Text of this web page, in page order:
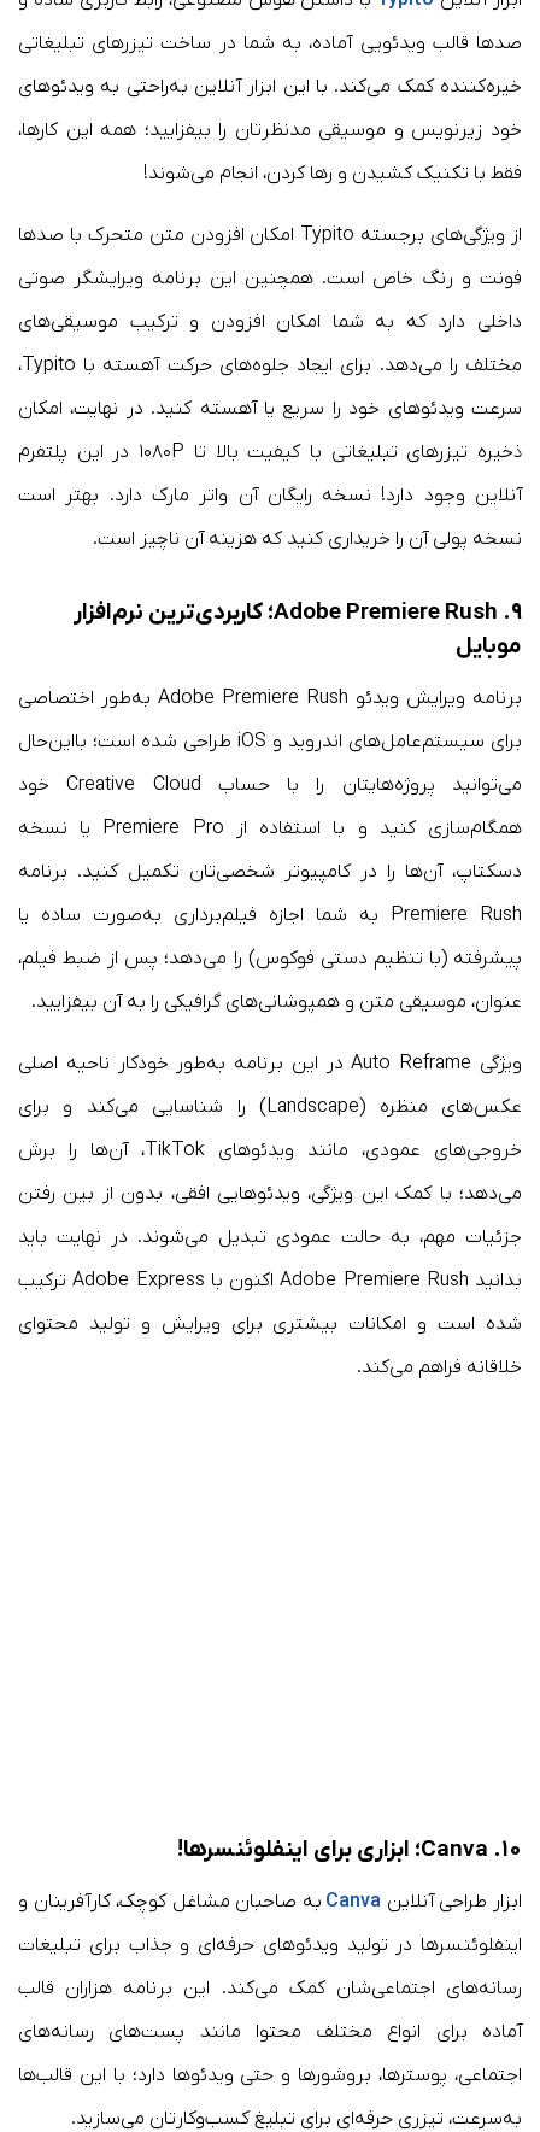
صدها قالب ویدئویی آماده، به شما در ساخت تیزرهای تبلیغاتی
خیره‌کننده کمک می‌کند. با این ابزار آنلاین به‌راحتی به ویدئوهای
خود زیرنویس و موسیقی مدنظرتان را بیفزایید؛ همه این کارها،
فقط با تکنیک کشیدن و رها کردن، انجام می‌شوند!
از ویژگی‌های برجسته Typito امکان افزودن متن متحرک با صدها
فونت و رنگ خاص است. همچنین این برنامه ویرایشگر صوتی
داخلی دارد که به شما امکان افزودن و ترکیب موسیقی‌های
مختلف را می‌دهد. برای ایجاد جلوه‌های حرکت آهسته با Typito،
سرعت ویدئوهای خود را سریع یا آهسته کنید. در نهایت، امکان
ذخیره تیزرهای تبلیغاتی با کیفیت بالا تا ۱۰۸۰P در این پلتفرم
آنلاین وجود دارد! نسخه رایگان آن واتر مارک دارد. بهتر است
نسخه پولی آن را خریداری کنید که هزینه آن ناچیز است.
۹. Adobe Premiere Rush؛ کاربردی‌ترین نرم‌افزار
موبایل
برنامه ویرایش ویدئو Adobe Premiere Rush به‌طور اختصاصی
برای سیستم‌عامل‌های اندروید و iOS طراحی شده است؛ بااین‌حال
می‌توانید پروژه‌هایتان را با حساب Creative Cloud خود
همگام‌سازی کنید و با استفاده از Premiere Pro یا نسخه
دسکتاپ، آن‌ها را در کامپیوتر شخصی‌تان تکمیل کنید. برنامه
Premiere Rush به شما اجازه فیلم‌برداری به‌صورت ساده یا
پیشرفته (با تنظیم دستی فوکوس) را می‌دهد؛ پس از ضبط فیلم،
عنوان، موسیقی متن و همپوشانی‌های گرافیکی را به آن بیفزایید.
ویژگی Auto Reframe در این برنامه به‌طور خودکار ناحیه اصلی
عکس‌های منظره (Landscape) را شناسایی می‌کند و برای
خروجی‌های عمودی، مانند ویدئوهای TikTok، آن‌ها را برش
می‌دهد؛ با کمک این ویژگی، ویدئوهایی افقی، بدون از بین رفتن
جزئیات مهم، به حالت عمودی تبدیل می‌شوند. در نهایت باید
بدانید Adobe Premiere Rush اکنون با Adobe Express ترکیب
شده است و امکانات بیشتری برای ویرایش و تولید محتوای
خلاقانه فراهم می‌کند.
۱۰. Canva؛ ابزاری برای اینفلوئنسرها!
ابزار طراحی آنلاین Canva به صاحبان مشاغل کوچک، کارآفرینان و
اینفلوئنسرها در تولید ویدئوهای حرفه‌ای و جذاب برای تبلیغات
رسانه‌های اجتماعی‌شان کمک می‌کند. این برنامه هزاران قالب
آماده برای انواع مختلف محتوا مانند پست‌های رسانه‌های
اجتماعی، پوسترها، بروشورها و حتی ویدئوها دارد؛ با این قالب‌ها
به‌سرعت، تیزری حرفه‌ای برای تبلیغ کسب‌وکارتان می‌سازید.